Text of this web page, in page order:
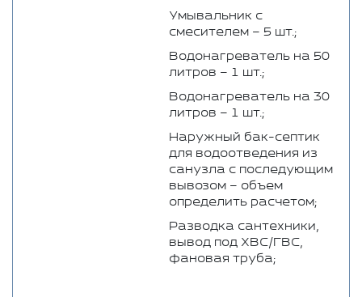
Умывальник с
смесителем – 5 шт.;
Водонагреватель на 50
литров – 1 шт.;
Водонагреватель на 30
литров – 1 шт.;
Наружный бак-септик
для водоотведения из
санузла с последующим
вывозом – объем
определить расчетом;
Разводка сантехники,
вывод под ХВС/ГВС,
фановая труба;